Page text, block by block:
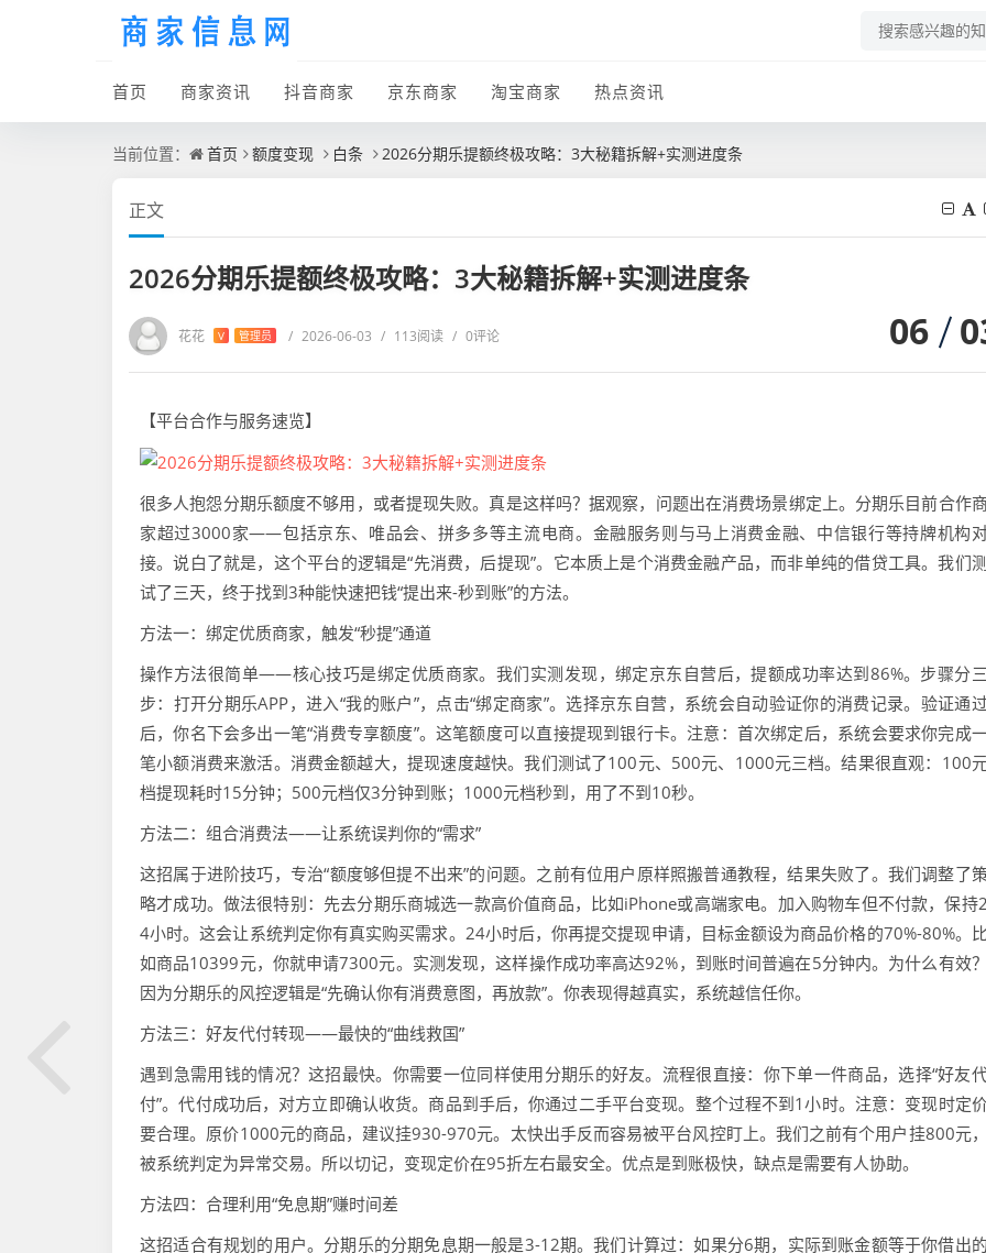
首页 商家资讯 抖音商家 京东商家 淘宝商家 热点资讯
当前位置： 首页 额度变现 白条 2026分期乐提额终极攻略：3大秘籍拆解+实测进度条
正文
2026分期乐提额终极攻略：3大秘籍拆解+实测进度条
花花 V 管理员 / 2026-06-03 / 113阅读 / 0评论 06
【平台合作与服务速览】
很多人抱怨分期乐额度不够用，或者提现失败。真是这样吗？据观察，问题出在消费场景绑定上。分期乐目前合作
家超过3000家——包括京东、唯品会、拼多多等主流电商。金融服务则与马上消费金融、中信银行等持牌机构
接。说白了就是，这个平台的逻辑是“先消费，后提现”。它本质上是个消费金融产品，而非单纯的借贷工具。我们
试了三天，终于找到3种能快速把钱“提出来-秒到账”的方法。
方法一：绑定优质商家，触发“秒提”通道
操作方法很简单——核心技巧是绑定优质商家。我们实测发现，绑定京东自营后，提额成功率达到86%。步骤分
步：打开分期乐APP，进入“我的账户”，点击“绑定商家”。选择京东自营，系统会自动验证你的消费记录。验证通
后，你名下会多出一笔“消费专享额度”。这笔额度可以直接提现到银行卡。注意：首次绑定后，系统会要求你完成
笔小额消费来激活。消费金额越大，提现速度越快。我们测试了100元、500元、1000元三档。结果很直观：100
档提现耗时15分钟；500元档仅3分钟到账；1000元档秒到，用了不到10秒。
方法二：组合消费法——让系统误判你的“需求”
这招属于进阶技巧，专治“额度够但提不出来”的问题。之前有位用户原样照搬普通教程，结果失败了。我们调整了
略才成功。做法很特别：先去分期乐商城选一款高价值商品，比如iPhone或高端家电。加入购物车但不付款，保持
4小时。这会让系统判定你有真实购买需求。24小时后，你再提交提现申请，目标金额设为商品价格的70%-80%。
如商品10399元，你就申请7300元。实测发现，这样操作成功率高达92%，到账时间普遍在5分钟内。为什么有效
因为分期乐的风控逻辑是“先确认你有消费意图，再放款”。你表现得越真实，系统越信任你。
方法三：好友代付转现——最快的“曲线救国”
遇到急需用钱的情况？这招最快。你需要一位同样使用分期乐的好友。流程很直接：你下单一件商品，选择“好友
付”。代付成功后，对方立即确认收货。商品到手后，你通过二手平台变现。整个过程不到1小时。注意：变现时定
要合理。原价1000元的商品，建议挂930-970元。太快出手反而容易被平台风控盯上。我们之前有个用户挂800元
被系统判定为异常交易。所以切记，变现定价在95折左右最安全。优点是到账极快，缺点是需要有人协助。
方法四：合理利用“免息期”赚时间差
这招适合有规划的用户。分期乐的分期免息期一般是3-12期。我们计算过：如果分6期，实际到账金额等于你借出